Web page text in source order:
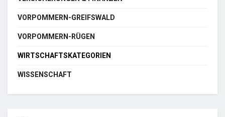
VORPOMMERN-GREIFSWALD
VORPOMMERN-RÜGEN
WIRTSCHAFTSKATEGORIEN
WISSENSCHAFT